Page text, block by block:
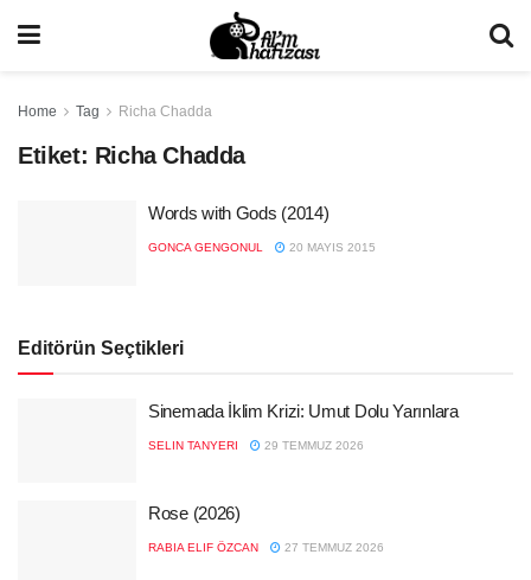
Home Tag Richa Chadda
Etiket: Richa Chadda
Words with Gods (2014)
GONCA GENGONUL 20 MAYIS 2015
Editörün Seçtikleri
Sinemada İklim Krizi: Umut Dolu Yarınlara
SELIN TANYERI 29 TEMMUZ 2026
Rose (2026)
RABIA ELIF ÖZCAN 27 TEMMUZ 2026